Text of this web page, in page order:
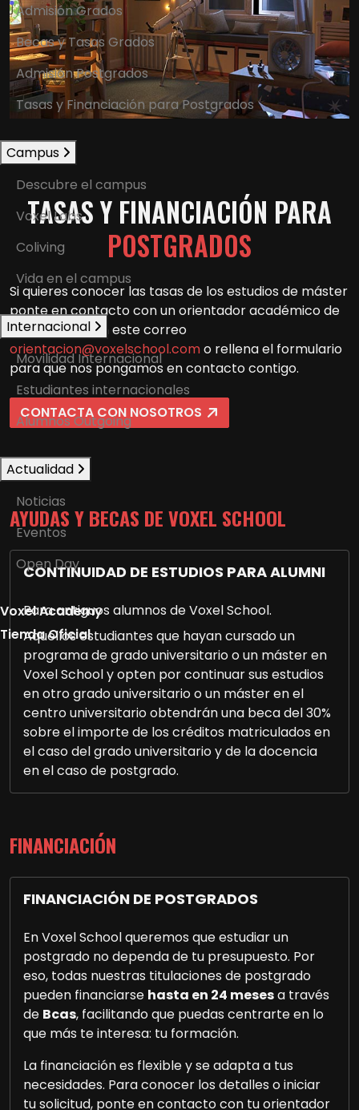
Admisión Grados
Becas y Tasas Grados
Admisión Postgrados
Tasas y Financiación para Postgrados
Campus
Descubre el campus
Voxel Labs
Coliving
Vida en el campus
Internacional
Movilidad Internacional
Estudiantes internacionales
Alumnos Outgoing
Actualidad
Noticias
Eventos
Open Day
Voxel Academy
Tienda Oficial
TASAS Y FINANCIACIÓN PARA
POSTGRADOS
Si quieres conocer las tasas de los estudios de máster
ponte en contacto con un orientador académico de
Voxel School en este correo
orientacion@voxelschool.como rellena el formulario
para que nos pongamos en contacto contigo.
CONTACTA CON NOSOTROS
AYUDAS Y BECAS DE VOXEL SCHOOL
CONTINUIDAD DE ESTUDIOS PARA ALUMNI
Para antiguos alumnos de Voxel School.
Aquellos estudiantes que hayan cursado un
programa de grado universitario o un máster en
Voxel School y opten por continuar sus estudios
en otro grado universitario o un máster en el
centro universitario obtendrán una beca del 30%
sobre el importe de los créditos matriculados en
el caso del grado universitario y de la docencia
en el caso de postgrado.
FINANCIACIÓN
FINANCIACIÓN DE POSTGRADOS
En Voxel School queremos que estudiar un
postgrado no dependa de tu presupuesto. Por
eso, todas nuestras titulaciones de postgrado
pueden financiarse hasta en 24 mesesa través
de Bcas, facilitando que puedas centrarte en lo
que más te interesa: tu formación.
La financiación es flexible y se adapta a tus
necesidades. Para conocer los detalles o iniciar
tu solicitud, ponte en contacto con tu orientador